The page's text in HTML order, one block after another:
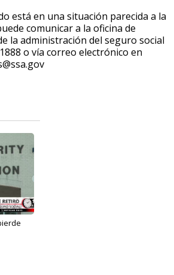
está en una situación parecida a la
comunicar a la oficina de
la administración del seguro social
o vía correo electrónico en